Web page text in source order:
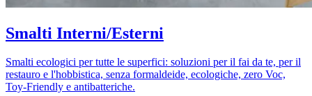
Smalti Interni/Esterni
Smalti ecologici per tutte le superfici: soluzioni per il fai da te, per il
restauro e l'hobbistica, senza formaldeide, ecologiche, zero Voc,
Toy-Friendly e antibatteriche.